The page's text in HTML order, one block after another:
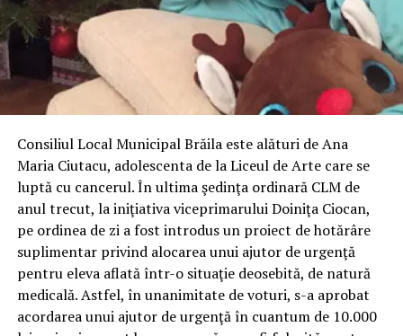
Consiliul Local Municipal Brăila este alături de Ana
Maria Ciutacu, adolescenta de la Liceul de Arte care se
luptă cu cancerul. În ultima şedinţa ordinară CLM de
anul trecut, la iniţiativa viceprimarului Doiniţa Ciocan,
pe ordinea de zi a fost introdus un proiect de hotărâre
suplimentar privind alocarea unui ajutor de urgenţă
pentru eleva aflată într-o situaţie deosebită, de natură
medicală. Astfel, în unanimitate de voturi, s-a aprobat
acordarea unui ajutor de urgenţă în cuantum de 10.000